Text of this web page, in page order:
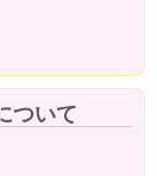
ついて